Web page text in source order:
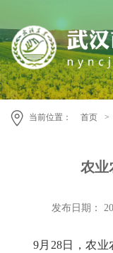
当前位置： 首页 >
农业
发布日期：
9月28日，农